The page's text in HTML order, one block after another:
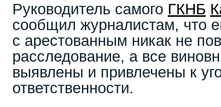
Руководитель самого ГКНБ
сообщил журналистам, что
с арестованным никак не
расследование, а все
выявлены и привлечены к
ответственности.